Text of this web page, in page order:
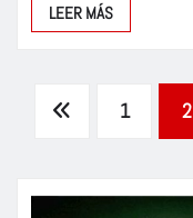
LEER MÁS
Paginación
de
1 2